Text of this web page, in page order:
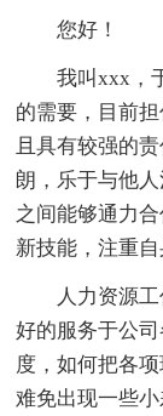
您好！
我叫xxx，
的需要，目前
且具有较强的
朗，乐于与他
之间能够通力
新技能，注重自
人力资源
好的服务于公
度，如何把各
难免出现一些